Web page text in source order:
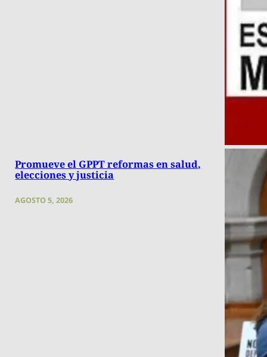
Promueve el GPPT reformas en salud,
elecciones y justicia
AGOSTO 5, 2026